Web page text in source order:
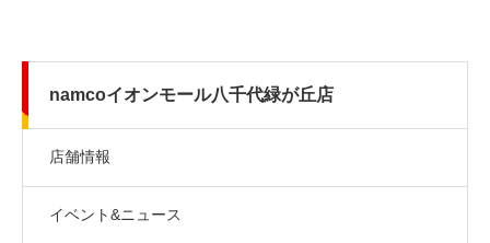
namcoイオンモール八千代緑が丘店
店舗情報
イベント&ニュース